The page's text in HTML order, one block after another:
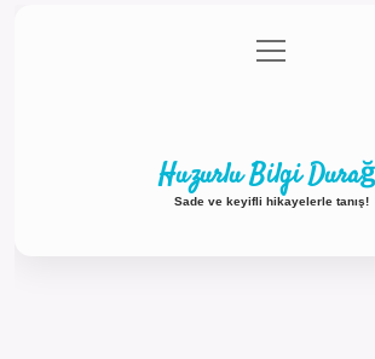
Gizlilik Politikası
menüyü
aç
Huzurlu Bilgi
Sade ve keyifli hikayelerle tanış!